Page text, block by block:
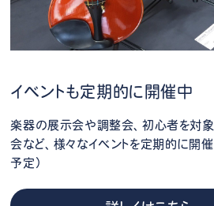
イベントも定期的に開催中
楽器の展示会や調整会、初心者を対
会など、様々なイベントを定期的に開催
予定）